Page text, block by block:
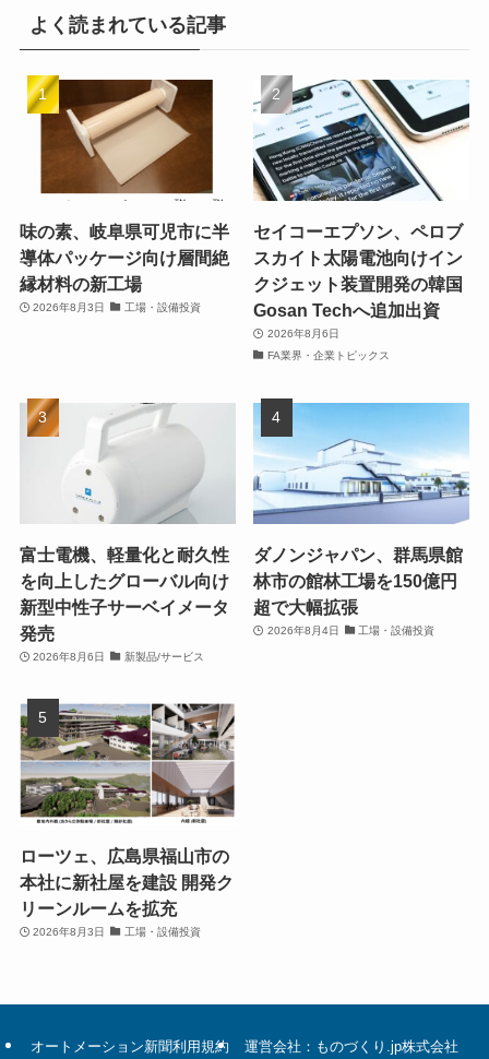
よく読まれている記事
味の素、岐阜県可児市に半
導体パッケージ向け層間絶
縁材料の新工場
2026年8月3日 工場・設備投資
セイコーエプソン、ペロブ
スカイト太陽電池向けイン
クジェット装置開発の韓国
Gosan Techへ追加出資
2026年8月6日
FA業界・企業トピックス
富士電機、軽量化と耐久性
を向上したグローバル向け
新型中性子サーベイメータ
発売
2026年8月6日 新製品/サービス
ダノンジャパン、群馬県館
林市の館林工場を150億円
超で大幅拡張
2026年8月4日 工場・設備投資
ローツェ、広島県福山市の
本社に新社屋を建設 開発ク
リーンルームを拡充
2026年8月3日 工場・設備投資
オートメーション新聞利用規約 運営会社：ものづくり.jp株式会社